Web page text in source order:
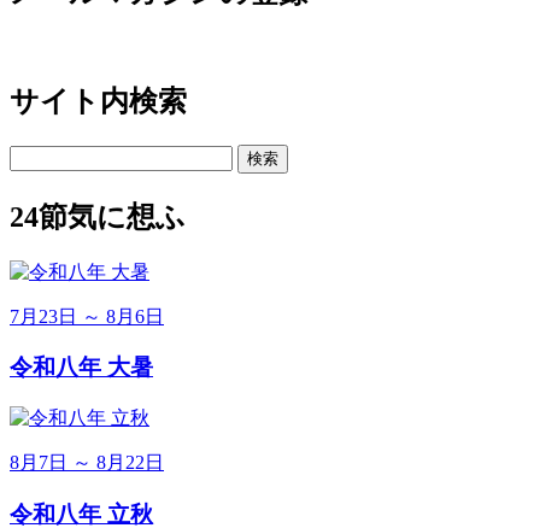
サイト内検索
24節気に想ふ
7月23日 ～ 8月6日
令和八年 大暑
8月7日 ～ 8月22日
令和八年 立秋